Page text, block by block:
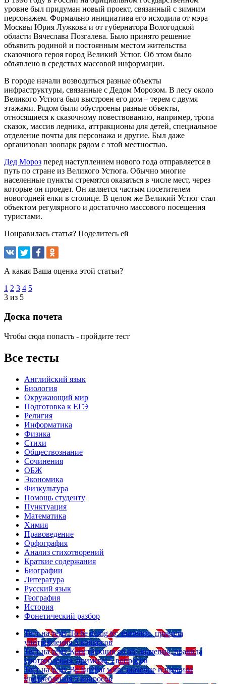
уровне был придуман новый проект, связанный с зимним
персонажем. Формально инициатива его исходила от мэра
Москвы Юрия Лужкова и от губернатора Вологодской
области Вячеслава Позгалева. Было принято решение
объявить родиной и постоянным местом жительства
сказочного героя город Великий Устюг. Об этом было
объявлено в средствах массовой информации.
В городе начали возводиться разные объекты
инфраструктуры, связанные с Дедом Морозом. В лесу около
Великого Устюга был выстроен его дом – терем с двумя
этажами. Рядом были обустроены разные объекты,
относящиеся к сказочному повествованию, например, тропа
сказок, массив ледника, аттракционы для детей, специальное
отделение почты для персонажа и другие. Был даже
организован зоопарк рядом с этой местностью.
Дед Мороз перед наступлением нового года отправляется в
путь по стране из Великого Устюга. Обычно многие
населенные пункты стремятся оказаться в числе мест, через
которые он проедет. Он является частым посетителем
новогодней елки в столице. В целом же Великий Устюг стал
объектом регулярного и достаточно массового посещения
туристами.
Понравилась статья? Поделитесь ей
А какая Ваша оценка этой статьи?
1 2 3 4 5
3 из 5
Доска почета
Чтобы сюда попасть - пройдите тест
Все тесты
Английский язык
Биология
Окружающий мир
Подготовка к ЕГЭ
Религия
Информатика
Физика
Стихи
Обществознание
Сочинения
ОБЖ
Экономика
Физкультура
Помощь студенту
Пунктуация
Математика
Химия
Правоведение
Орфография
Анализ стихотворений
Краткие содержания
Биографии
Литература
Русский язык
География
История
Фонетический разбор
Тест на тему To be going to: значение, правила
употребления 5 вопросов
Тест на тему Конструкция go on: значения, правила
употребления, примеры 5 вопросов
Тест на тему Be familiar with: значение и правила
употребления 5 вопросов